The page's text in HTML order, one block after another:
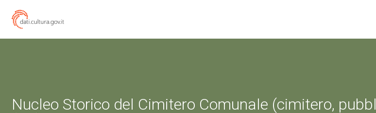
Nucleo Storico del Cimitero Comunale (cimitero,